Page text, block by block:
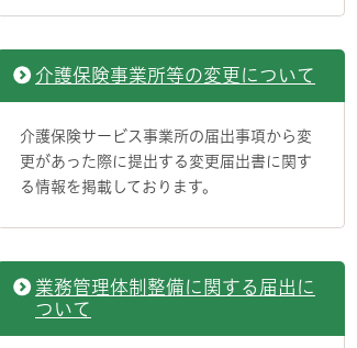
介護保険事業所等の変更について
介護保険サービス事業所の届出事項から変
更があった際に提出する変更届出書に関す
る情報を掲載しております。
業務管理体制整備に関する届出に
ついて